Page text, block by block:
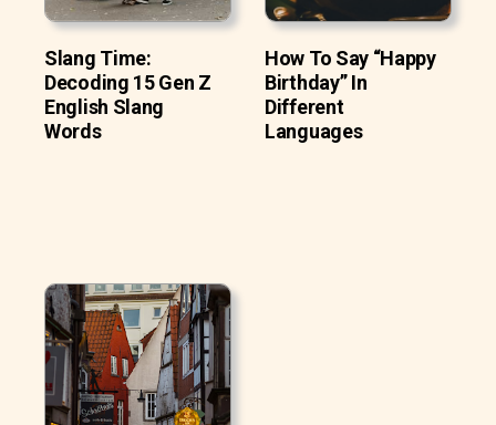
Slang Time:
Decoding 15 Gen Z
English Slang
Words
How To Say “Happy
Birthday” In
Different
Languages